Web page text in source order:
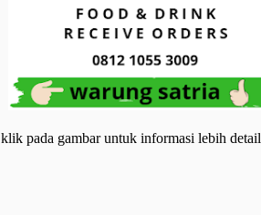
klik pada gambar untuk informasi lebih detail